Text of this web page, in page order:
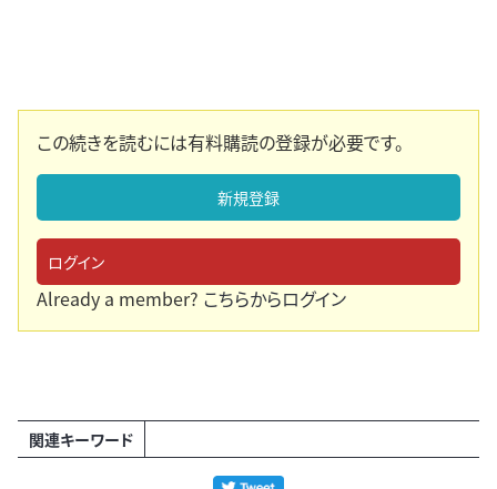
この続きを読むには有料購読の登録が必要です。
新規登録
ログイン
Already a member? こちらからログイン
関連キーワード